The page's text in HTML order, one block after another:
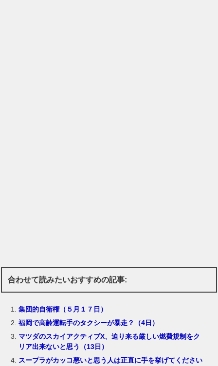
合わせて読みたいおすすめの記事:
集団的自衛権（５月１７日）
福岡で高齢運転手のタクシーが暴走？（4日）
マツダのスカイアクティブX、迫り来る厳しい燃費規制をク
リア出来ないと思う（13日）
スープラがカッコ悪いと思う人は正直に手を挙げてください